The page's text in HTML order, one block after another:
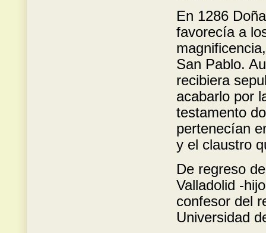
En 1286
favorecía a
San Pablo.
recibiera
acabarlo por
testamento
pertenecían
y el claustro
De regreso
Valladolid -
confesor del
Universidad